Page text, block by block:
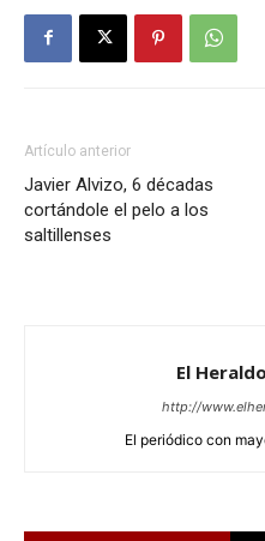
Artículo anterior
Javier Alvizo, 6 décadas
cortándole el pelo a los
saltillenses
El
http://
El periódico con